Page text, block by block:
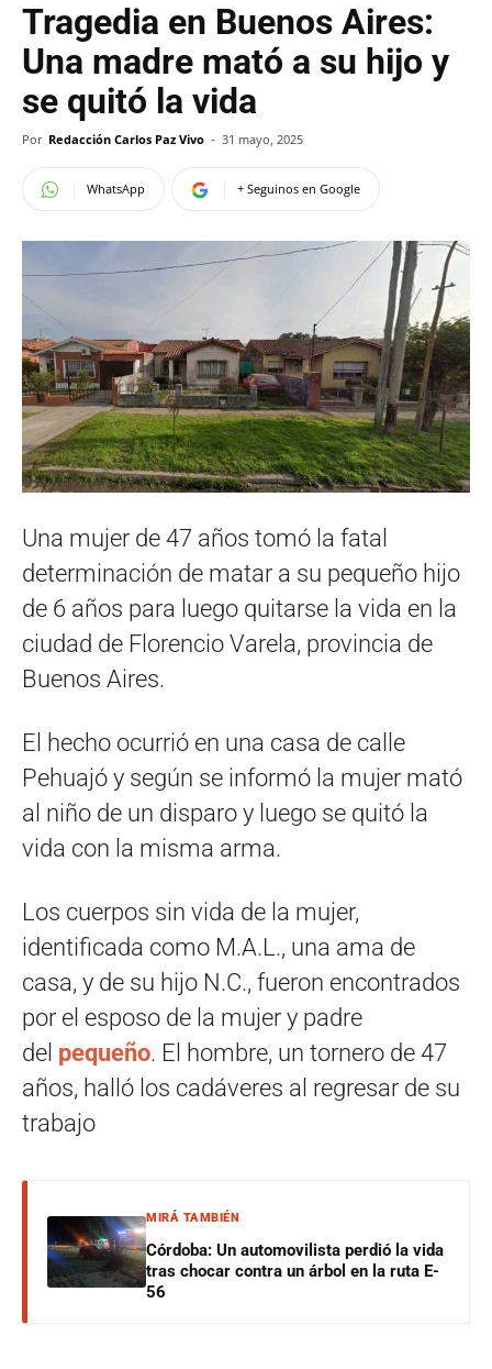
Tragedia en Buenos Aires:
Una madre mató a su hijo y
se quitó la vida
Por Redacción Carlos Paz Vivo - 31 mayo, 2025
WhatsApp + Seguinos en Google
Una mujer de 47 años tomó la fatal
determinación de matar a su pequeño hijo
de 6 años para luego quitarse la vida en la
ciudad de Florencio Varela, provincia de
Buenos Aires.
El hecho ocurrió en una casa de calle
Pehuajó y según se informó la mujer mató
al niño de un disparo y luego se quitó la
vida con la misma arma.
Los cuerpos sin vida de la mujer,
identificada como M.A.L., una ama de
casa, y de su hijo N.C., fueron encontrados
por el esposo de la mujer y padre
del pequeño. El hombre, un tornero de 47
años, halló los cadáveres al regresar de su
trabajo
MIRÁ TAMBIÉN
Córdoba: Un automovilista perdió la vida
tras chocar contra un árbol en la ruta E-
56